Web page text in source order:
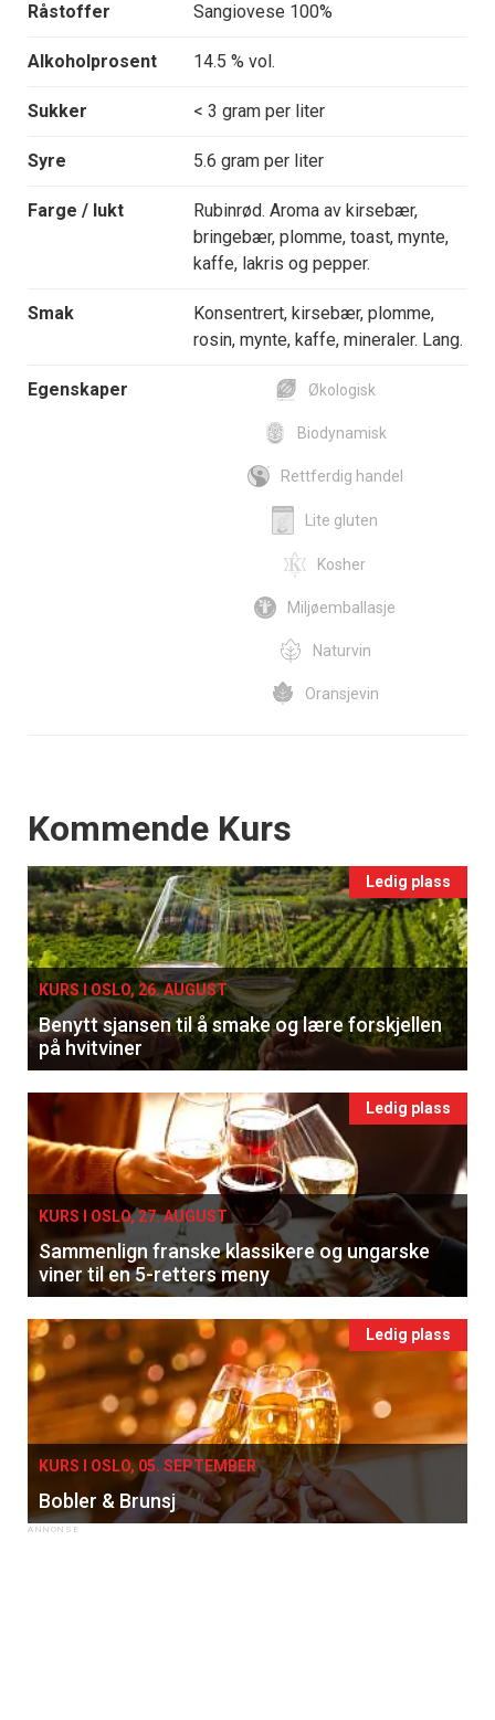
Råstoffer Sangiovese 100%
Alkoholprosent 14.5 % vol.
Sukker < 3 gram per liter
Syre 5.6 gram per liter
Farge / lukt
Rubinrød. Aroma av kirsebær,
bringebær, plomme, toast, mynte,
kaffe, lakris og pepper.
Smak
Konsentrert, kirsebær, plomme,
rosin, mynte, kaffe, mineraler. Lang.
Egenskaper Økologisk
Biodynamisk
Rettferdig handel
Lite gluten
Kosher
Miljøemballasje
Naturvin
Oransjevin
Events
Kommende Kurs
Ledig plass
KURS I OSLO, 26. AUGUST
Benytt sjansen til å smake og lære forskjellen
på hvitviner
Ledig plass
KURS I OSLO, 27. AUGUST
Sammenlign franske klassikere og ungarske
viner til en 5-retters meny
Ledig plass
KURS I OSLO, 05. SEPTEMBER
Bobler & Brunsj